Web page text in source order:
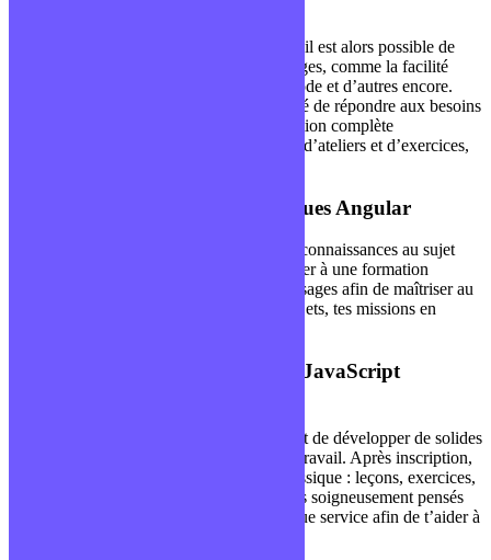
Qu’il soit en freelance ou qu’il soit salarié, il est alors possible de
mettre en avant tout un ensemble d’avantages, comme la facilité
d’utilisation, la possibilité de réutiliser le code et d’autres encore.
Face à la demande, nous avons ainsi décidé de répondre aux besoins
des développeurs, en proposant une formation complète
accompagnée de supports de présentation, d’ateliers et d’exercices,
Découvrez nos formations pratiques Angular
Tu souhaites découvrir ou approfondir tes connaissances au sujet
d’Angular ? Nous te proposons de participer à une formation
complète et pertinente sur Angular et ses usages afin de maîtriser au
mieux l’outil. De quoi aider à gérer tes projets, tes missions en
Comment fonctionnent les cours JavaScript
Nos cours Angular et JavaScript permettent de développer de solides
compétences, reconnues sur le marché du travail. Après inscription,
la formation se déroule de manière très classique : leçons, exercices,
tu peux également compter sur des tutoriels soigneusement pensés
une équipe pédagogique à ton seul et unique service afin de t’aider à